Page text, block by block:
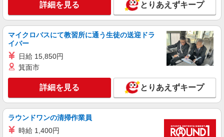
株式会社kotrio /●UT-H-2021386
大田原市｜家庭と両立できる＊デイサービス看
護師【夜勤なし】
時給2300円〜2875円 ＜日払い有/週払い有/交
キープ 詳細を見る
派遣社員
株式会社kotrio /●UT-H-1906684
大田原市≫タイパ重視で稼げる看護助手＊無料
詳細を見る とりあえずキープ
マイクロバスにて教習所に通う生徒の送迎ドラ
イバー
日給 15,850円
箕面市
詳細を見る とりあえずキープ
ラウンドワンの清掃作業員
時給 1,400円